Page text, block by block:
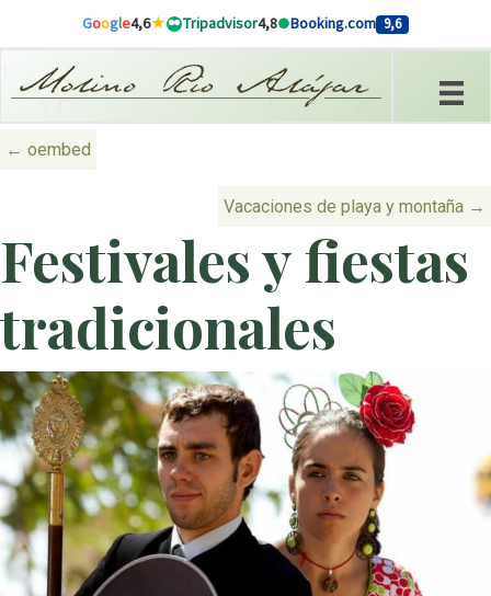
Ir al contenido
Google4,6 Tripadvisor4,8 Booking.com 9,6
Posts navigation
← oembed
Vacaciones de playa y montaña →
Festivales y fiestas
tradicionales